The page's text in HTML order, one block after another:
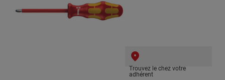
Trouvez le chez votre
adhérent